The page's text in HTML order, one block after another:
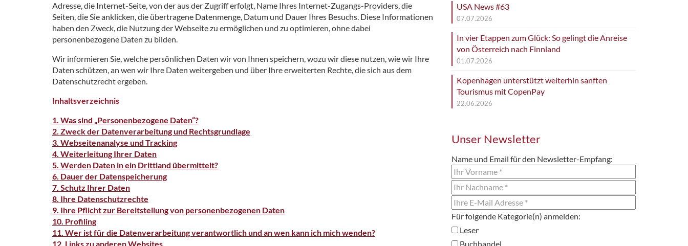
Adresse, die Internet-Seite, von der aus der Zugriff erfolgt, Name Ihres Internet-Zugangs-Providers, die
Seiten, die Sie anklicken, die übertragene Datenmenge, Datum und Dauer Ihres Besuchs. Diese Informationen
haben den Zweck, die Nutzung der Webseite zu ermöglichen und zu optimieren, ohne dabei
personenbezogene Daten zu bilden.
Wir informieren Sie, welche persönlichen Daten wir von Ihnen speichern, wozu wir diese nutzen, wie wir Ihre
Daten schützen, an wen wir Ihre Daten weitergeben und über Ihre erweiterten Rechte, die sich aus dem
Datenschutzrecht ergeben.
Inhaltsverzeichnis
1. Was sind „Personenbezogene Daten“?
2. Zweck der Datenverarbeitung und Rechtsgrundlage
3. Webseitenanalyse und Tracking
4. Weiterleitung Ihrer Daten
5. Werden Daten in ein Drittland übermittelt?
6. Dauer der Datenspeicherung
7. Schutz Ihrer Daten
8. Ihre Datenschutzrechte
9. Ihre Pflicht zur Bereitstellung von personenbezogenen Daten
10. Profiling
11. Wer ist für die Datenverarbeitung verantwortlich und an wen kann ich mich wenden?
12. Links zu anderen Websites
USA News #63
07.07.2026
In vier Etappen zum Glück: So gelingt die Anreise
von Österreich nach Finnland
01.07.2026
Kopenhagen unterstützt weiterhin sanften
Tourismus mit CopenPay
22.06.2026
Unser Newsletter
Name und Email für den Newsletter-Empfang:
Leser
Buchhandel